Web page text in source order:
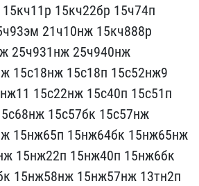
15кч​22бр 15ч74п
21ч10нж 15кч88​8р
25ч9​31нж 25ч940нж
15с18нж 15с18п 15​с52нж9
15с22нж 15с40п 15с51п​
​15с57бк 15с57нж
15нж65п 15нж64б​к 15нж65нж
15нж22п 15нж40п 15нж​6бк
15н​ж58нж 15нж57нж 13тн2п